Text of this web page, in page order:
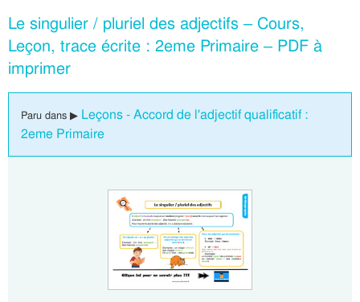
Le singulier / pluriel des adjectifs – Cours,
Leçon, trace écrite : 2eme Primaire – PDF à
imprimer
Paru dans ▶ Leçons - Accord de l'adjectif qualificatif :
2eme Primaire